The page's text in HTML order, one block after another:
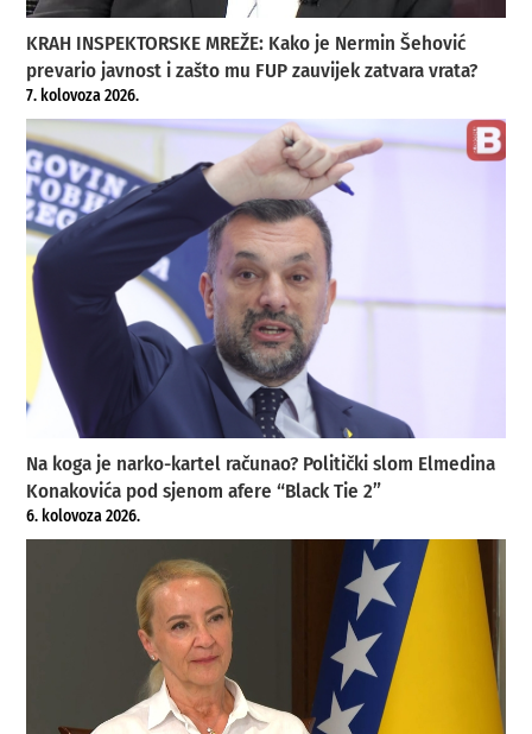
KRAH INSPEKTORSKE MREŽE: Kako je Nermin Šehović
prevario javnost i zašto mu FUP zauvijek zatvara vrata?
7. kolovoza 2026.
Na koga je narko-kartel računao? Politički slom Elmedina
Konakovića pod sjenom afere “Black Tie 2”
6. kolovoza 2026.